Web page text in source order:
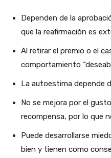
Dependen de la
que la reafirmación es
Al retirar el premio o el
comportamiento
La autoestima depende
No se mejora por el
recompensa, por lo que
Puede desarrollarse
bien y tienen como